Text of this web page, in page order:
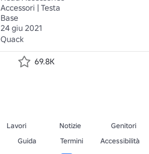
Accessori | Testa
Base
24 giu 2021
Quack
69.8K
Lavori Notizie
Genitori
Guida Termini
Accessibilità